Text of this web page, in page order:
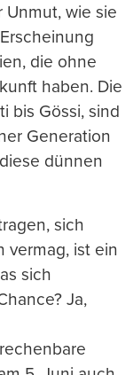
Unmut, wie sie
die ohne
haben. Die
bis Gössi, sind
Generation
dünnen
sich
vermag, ist ein
sich
Ja,